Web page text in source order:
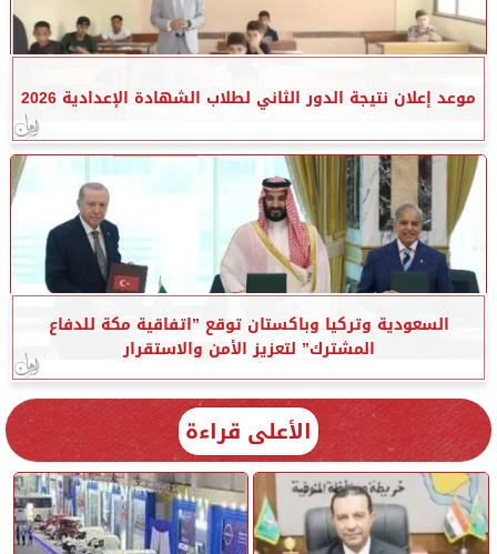
موعد إعلان نتيجة الدور الثاني لطلاب الشهادة الإعدادية 2026
السعودية وتركيا وباكستان توقع ”اتفاقية مكة للدفاع
المشترك” لتعزيز الأمن والاستقرار
الأعلى قراءة